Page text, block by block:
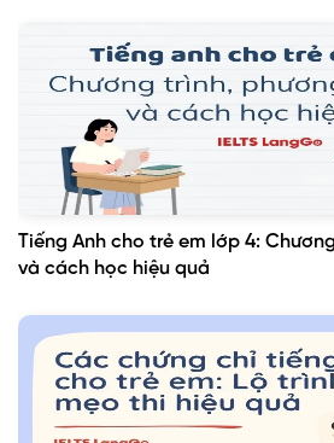
Tiếng Anh cho trẻ em lớp 4:
và cách học hiệu quả